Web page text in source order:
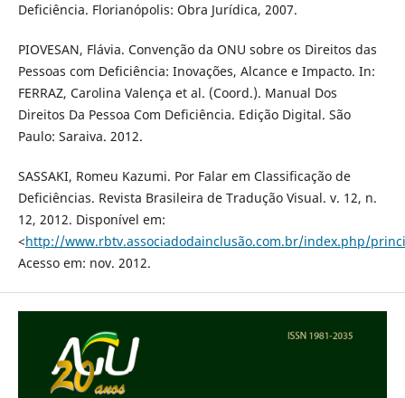
Deficiência. Florianópolis: Obra Jurídica, 2007.
PIOVESAN, Flávia. Convenção da ONU sobre os Direitos das
Pessoas com Deficiência: Inovações, Alcance e Impacto. In:
FERRAZ, Carolina Valença et al. (Coord.). Manual Dos
Direitos Da Pessoa Com Deficiência. Edição Digital. São
Paulo: Saraiva. 2012.
SASSAKI, Romeu Kazumi. Por Falar em Classificação de
Deficiências. Revista Brasileira de Tradução Visual. v. 12, n.
12, 2012. Disponível em:
<http://www.rbtv.associadodainclusão.com.br/index.php/
Acesso em: nov. 2012.